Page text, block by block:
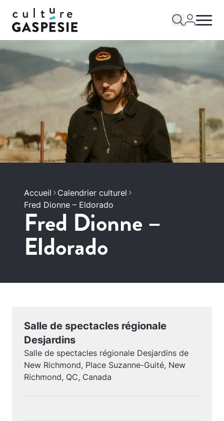
Accueil
Calendrier culturel
Fred Dionne – Eldorado
Fred Dionne –
Eldorado
Salle de spectacles régionale
Desjardins
Salle de spectacles régionale Desjardins de
New Richmond, Place Suzanne-Guité, New
Richmond, QC, Canada